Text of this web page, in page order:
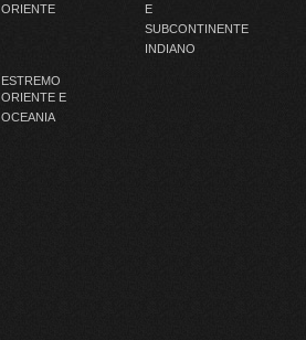
ORIENTE
E
SUBCONTINENTE
INDIANO
ESTREMO
ORIENTE E
OCEANIA